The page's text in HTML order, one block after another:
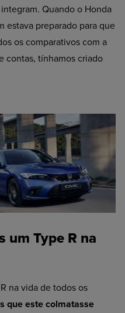
Quando o Honda
estava preparado para que
os comparativos com a
contas, tínhamos criado
um Type R na
na vida de todos os
que este colmatasse